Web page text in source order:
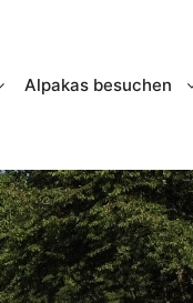
Alpakas besuchen